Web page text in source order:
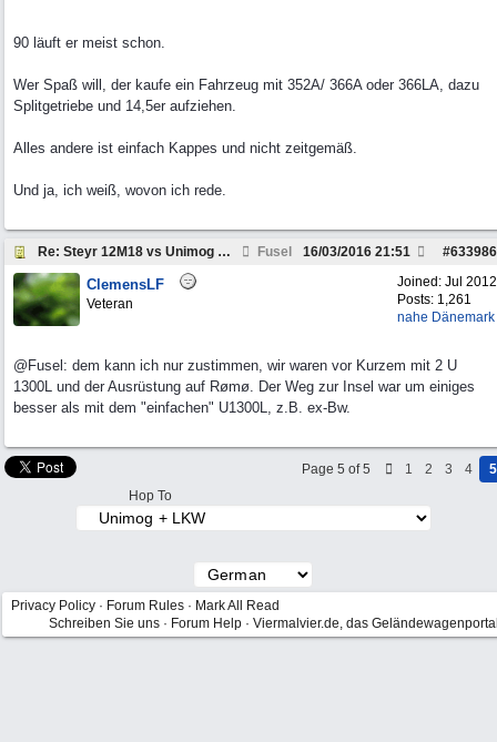
90 läuft er meist schon.
Wer Spaß will, der kaufe ein Fahrzeug mit 352A/ 366A oder 366LA, dazu
Splitgetriebe und 14,5er aufziehen.
Alles andere ist einfach Kappes und nicht zeitgemäß.
Und ja, ich weiß, wovon ich rede.
Re: Steyr 12M18 vs Unimog 1300L Fusel #633986
16/03/2016 21:51
Joined: Jul 2012
Posts: 1,261
nahe Dänemark
ClemensLF
Veteran
@Fusel: dem kann ich nur zustimmen, wir waren vor Kurzem mit 2 U
1300L und der Ausrüstung auf Rømø. Der Weg zur Insel war um einiges
besser als mit dem "einfachen" U1300L, z.B. ex-Bw.
Page 5 of 5 1 2 3 4
5
Hop To
Privacy Policy · Forum Rules · Mark All Read
Schreiben Sie uns · Forum Help · Viermalvier.de, das